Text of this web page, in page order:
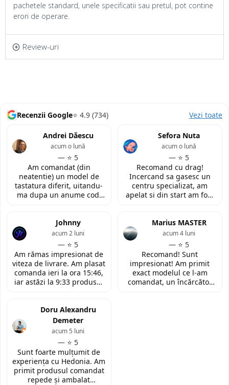
pachetele standard, unele specificatii sau pretul, pot contine
erori de operare.
Review-uri
Recenzii Google⭐ 4.9 (734) Vezi toate
Andrei Dăescu
— ⭐ 5
acum o lună
Am comandat (din
neatentie) un model de
tastatura diferit, uitandu-
ma dupa un anume cod.
contactat in urma cererii
de retur si mi-au oferit
modelul potrivit de
tastatura pentru repararea
laptopului. Nu am ce
reprosa! Serviciu prompt si
de incredere!
Sefora Nuta
— ⭐ 5
acum o lună
Recomand cu drag!
Incercand sa gasesc un
centru specializat, am
apelat si din start am fost
fata locului, am fost placut
impresionata de
amabilitatea si priceperea
personalului. Multumesc
tare mult pentru ajutorul
oferit!
Johnny
— ⭐ 5
acum 2 luni
Am rămas impresionat de
viteza de livrare. Am plasat
comanda ieri la ora 15:46,
iar astăzi la 9:33 produsul
exact conform descrierii,
ambalată corespunzător și
la un preț foarte
toată încrederea!
Marius MASTER
— ⭐ 5
acum 4 luni
Recomand! Sunt
impresionat! Am primit
exact modelul ce l-am
comandat, un încărcător
Doru Alexandru
Demeter
— ⭐ 5
acum 5 luni
Sunt foarte mulțumit de
experiența cu Hedonia. Am
primit produsul comandat
repede și ambalat